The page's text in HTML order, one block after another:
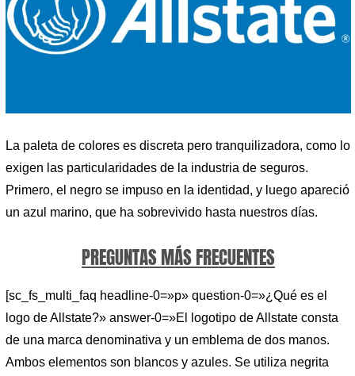
La paleta de colores es discreta pero tranquilizadora, como lo
exigen las particularidades de la industria de seguros.
Primero, el negro se impuso en la identidad, y luego apareció
un azul marino, que ha sobrevivido hasta nuestros días.
PREGUNTAS MÁS FRECUENTES
[sc_fs_multi_faq headline-0=»p» question-0=»¿Qué es el
logo de Allstate?» answer-0=»El logotipo de Allstate consta
de una marca denominativa y un emblema de dos manos.
Ambos elementos son blancos y azules. Se utiliza negrita